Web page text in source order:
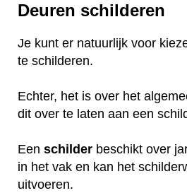
Deuren schilderen
Je kunt er natuurlijk voor
te schilderen.
Echter, het is over het
dit over te laten aan een
Een schilder beschikt over
in het vak en kan het
uitvoeren.